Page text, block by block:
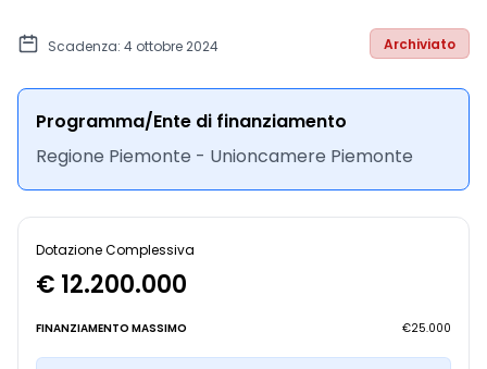
Scadenza: 4 ottobre 2024 Archiviato
Programma/Ente di finanziamento
Regione Piemonte - Unioncamere Piemonte
Dotazione Complessiva
€ 12.200.000
FINANZIAMENTO MASSIMO €25.000